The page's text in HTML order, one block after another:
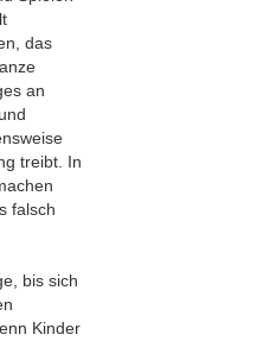
das
an
treibt. In
falsch
bis sich
Kinder